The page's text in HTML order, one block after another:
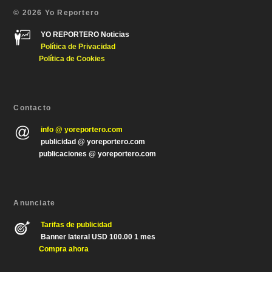
© 2026 Yo Reportero
YO REPORTERO Noticias
Política de Privacidad
Política de Cookies
Contacto
info @ yoreportero.com
publicidad @ yoreportero.com
publicaciones @ yoreportero.com
Anunciate
Tarifas de publicidad
Banner lateral USD 100.00 1 mes
Compra ahora